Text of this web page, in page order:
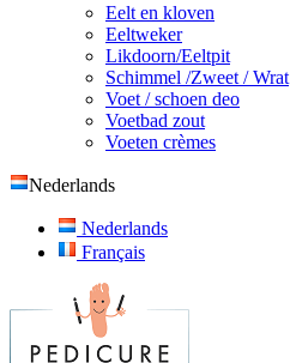
Eelt en kloven
Eeltweker
Likdoorn/Eeltpit
Schimmel /Zweet / Wrat
Voet / schoen deo
Voetbad zout
Voeten crèmes
Nederlands
Nederlands
Français